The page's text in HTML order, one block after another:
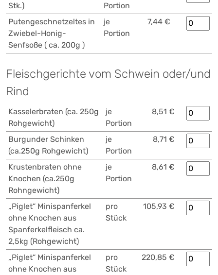
Stk.)
Portion
Putengeschnetzeltes in
Zwiebel-Honig-
Senfsoße ( ca. 200g )
je
Portion
7,44 €
Fleischgerichte vom Schwein oder/und
Rind
Kasselerbraten (ca. 250g
Rohgewicht)
je
Portion
8,51 €
Burgunder Schinken
(ca.250g Rohgewicht)
je
Portion
8,71 €
Krustenbraten ohne
Knochen (ca.250g
Rohngewicht)
je
Portion
8,61 €
„Piglet“ Minispanferkel
ohne Knochen aus
Spanferkelfleisch ca.
2,5kg (Rohgewicht)
pro
Stück
105,93 €
„Piglet“ Minispanferkel
ohne Knochen aus
pro
Stück
220,85 €